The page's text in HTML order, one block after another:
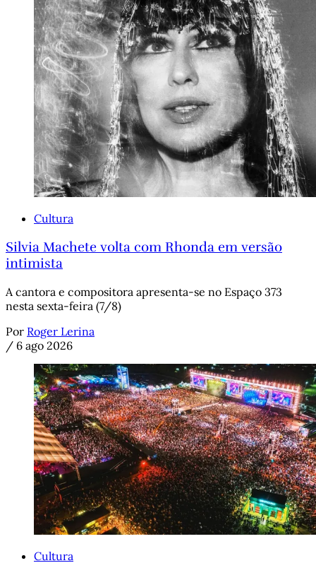
Cultura
Silvia Machete volta com Rhonda em versão
intimista
A cantora e compositora apresenta-se no Espaço 373
nesta sexta-feira (7/8)
Por Roger Lerina
/ 6 ago 2026
Cultura